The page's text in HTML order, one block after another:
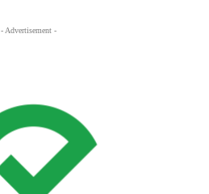
- Advertisement -